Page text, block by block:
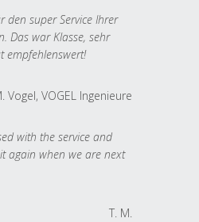
den super Service Ihrer
Das war Klasse, sehr
empfehlenswert!
Vogel, VOGEL Ingenieure
with the service and
again when we are next
T. M.